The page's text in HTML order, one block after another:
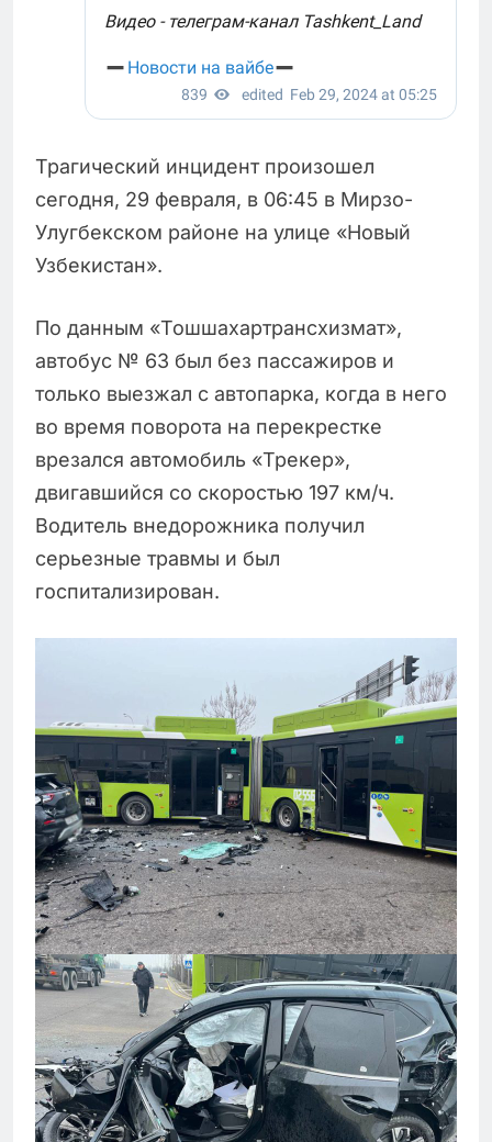
Трагический инцидент произошел
сегодня, 29 февраля, в 06:45 в Мирзо-
Улугбекском районе на улице «Новый
Узбекистан».
По данным «Тошшахартрансхизмат»,
автобус № 63 был без пассажиров и
только выезжал с автопарка, когда в него
во время поворота на перекрестке
врезался автомобиль «Трекер»,
двигавшийся со скоростью 197 км/ч.
Водитель внедорожника получил
серьезные травмы и был
госпитализирован.